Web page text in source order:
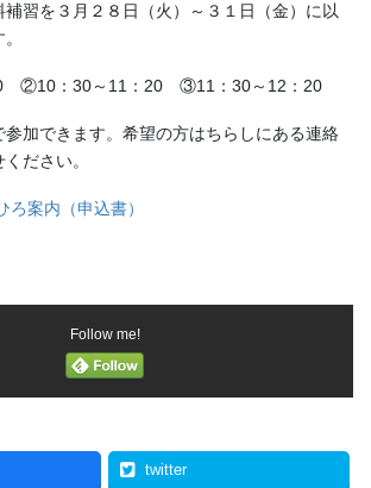
習を３月２８日（火）～３１日（金）に以
②10：30～11：20 ③11：30～12：20
加できます。希望の方はちらしにある連絡
ださい。
案内（申込書）
Follow me!
twitter